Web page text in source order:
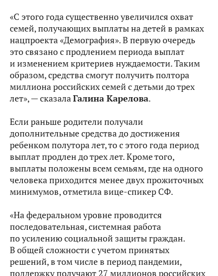
«С этого года существенно увеличился охват
семей, получающих выплаты на детей в рамках
нацпроекта «Демография». В первую очередь
это связано с продлением периода выплат
и изменением критериев нуждаемости. Таким
образом, средства смогут получить полтора
миллиона российских семей с детьми до трех
лет», — сказалаГалина Карелова.
Если раньше родители получали
дополнительные средства до достижения
ребенком полутора лет, то с этого года период
выплат продлен до трех лет. Кроме того,
выплаты положены всем семьям, где на одного
человека приходится менее двух прожиточных
минимумов, отметила вице-спикер СФ.
«На федеральном уровне проводится
последовательная, системная работа
по усилению социальной защиты граждан.
В общей сложности с учетом принятых
решений, в том числе в период пандемии,
поддержку получают 27 миллионов российских